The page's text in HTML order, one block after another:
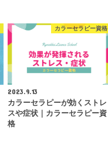
カラーセラピー資格
2023.9.13
カラーセラピーが効くストレ
スや症状｜カラーセラピー資
格